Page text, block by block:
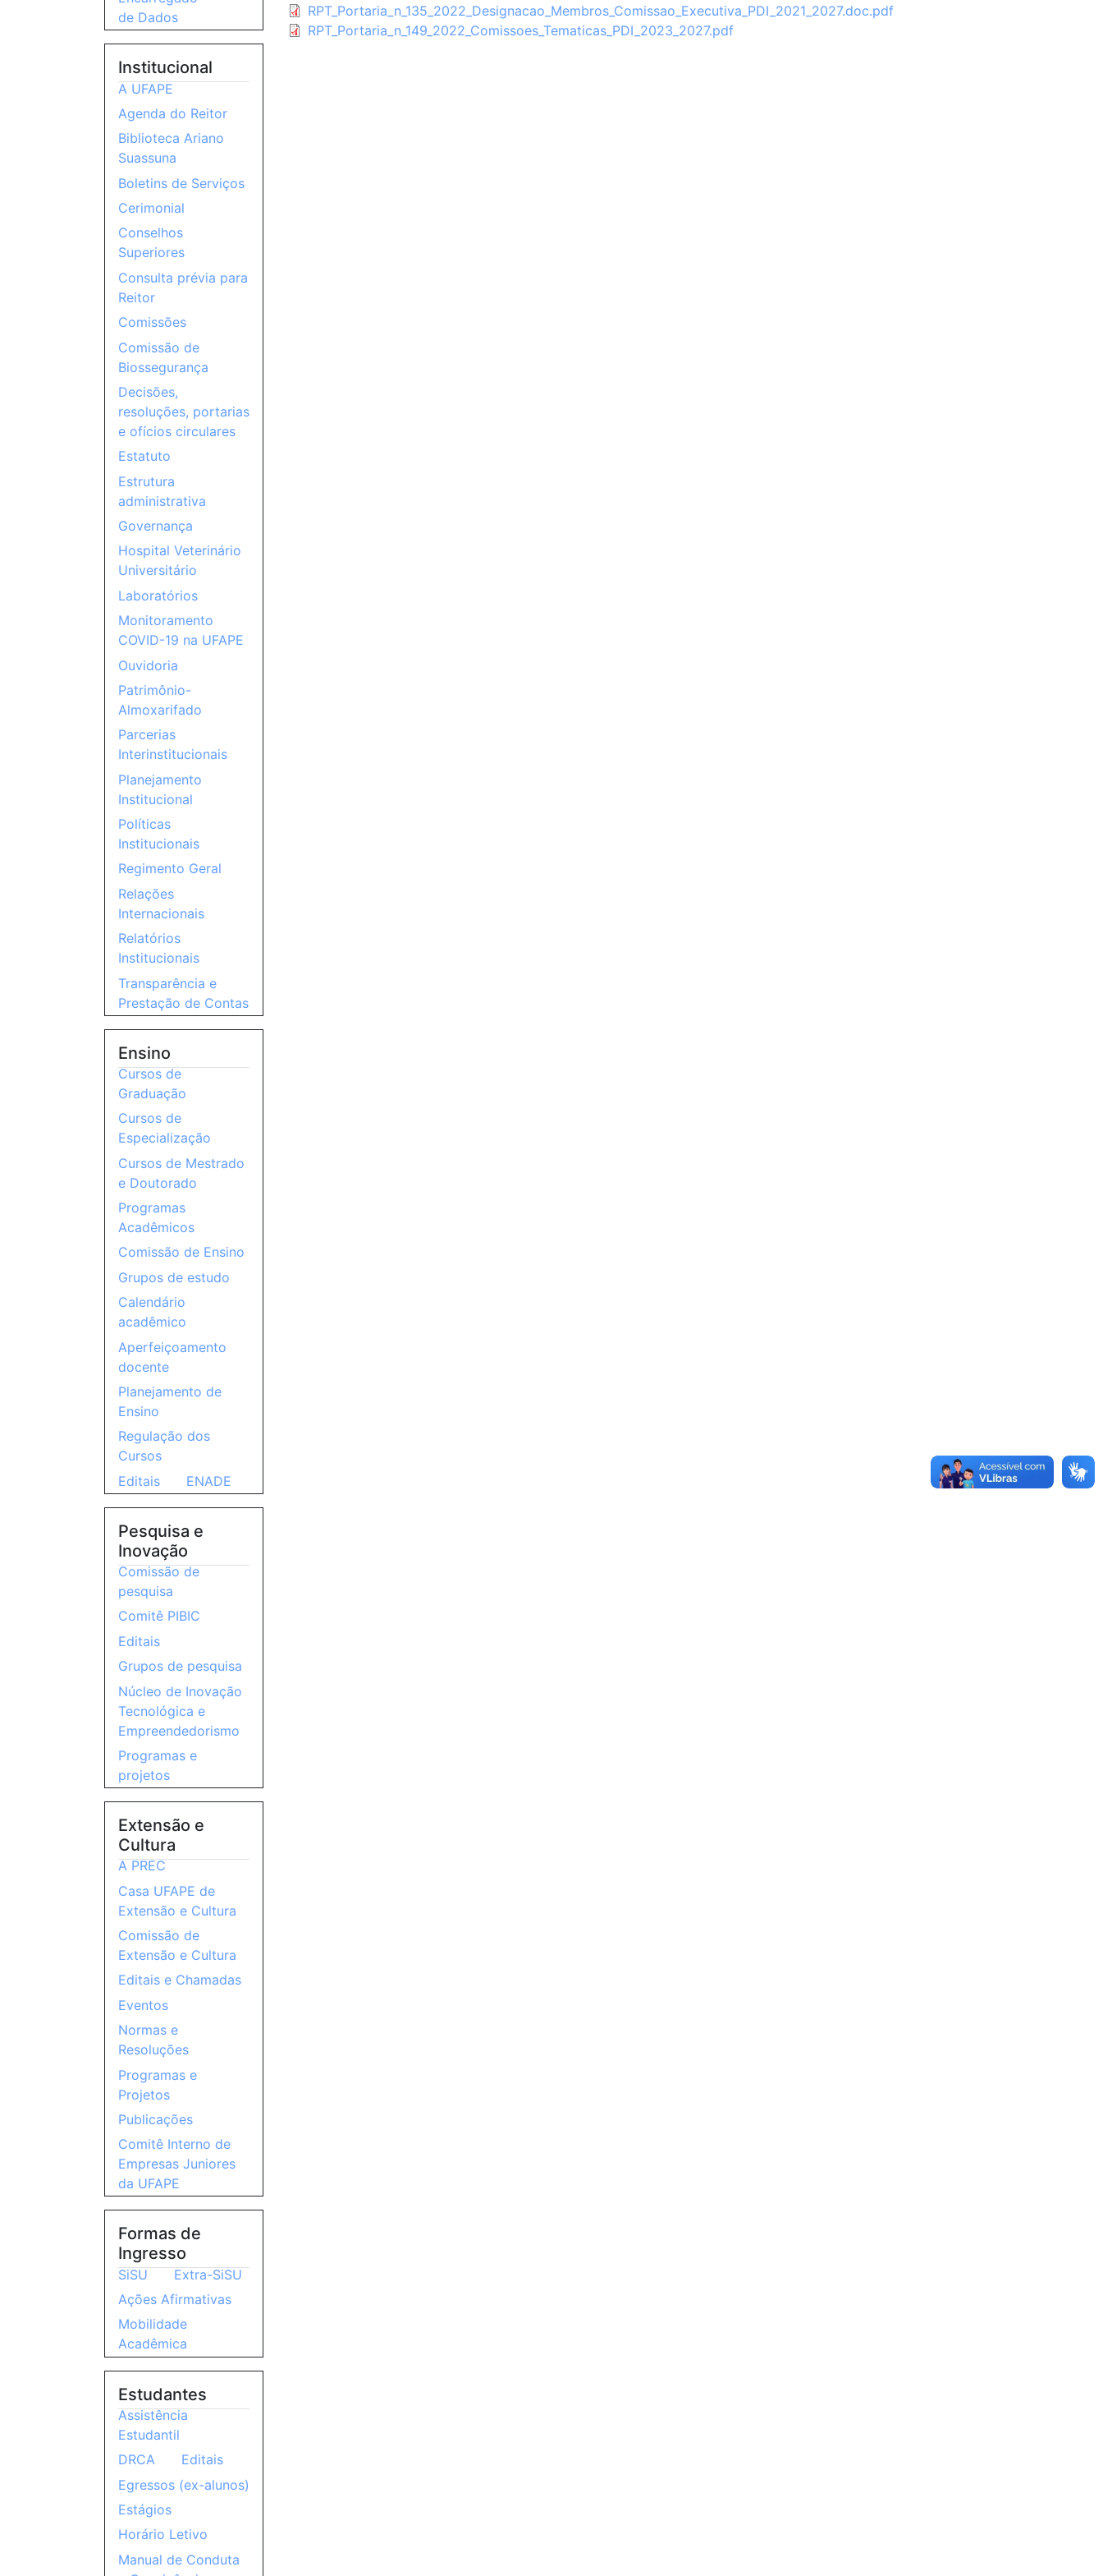
RPT_Portaria_n_135_2022_Designacao_Membros_Comissao_Executiva_PDI_2021_2027.doc.pdf
RPT_Portaria_n_149_2022_Comissoes_Tematicas_PDI_2023_2027.pdf
de Dados
Institucional
A UFAPE
Agenda do Reitor
Biblioteca Ariano
Suassuna
Boletins de Serviços
Cerimonial
Conselhos
Superiores
Consulta prévia para
Reitor
Comissões
Comissão de
Biossegurança
Decisões,
resoluções, portarias
e ofícios circulares
Estatuto
Estrutura
administrativa
Governança
Hospital Veterinário
Universitário
Laboratórios
Monitoramento
COVID-19 na UFAPE
Ouvidoria
Patrimônio-
Almoxarifado
Parcerias
Interinstitucionais
Planejamento
Institucional
Políticas
Institucionais
Regimento Geral
Relações
Internacionais
Relatórios
Institucionais
Transparência e
Prestação de Contas
Ensino
Cursos de
Graduação
Cursos de
Especialização
Cursos de Mestrado
e Doutorado
Programas
Acadêmicos
Comissão de Ensino
Grupos de estudo
Calendário
acadêmico
Aperfeiçoamento
docente
Planejamento de
Ensino
Regulação dos
Cursos
Editais
ENADE
Pesquisa e
Inovação
Comissão de
pesquisa
Comitê PIBIC
Editais
Grupos de pesquisa
Núcleo de Inovação
Tecnológica e
Empreendedorismo
Programas e
projetos
Extensão e
Cultura
A PREC
Casa UFAPE de
Extensão e Cultura
Comissão de
Extensão e Cultura
Editais e Chamadas
Eventos
Normas e
Resoluções
Programas e
Projetos
Publicações
Comitê Interno de
Empresas Juniores
da UFAPE
Formas de
Ingresso
SiSU
Extra-SiSU
Ações Afirmativas
Mobilidade
Acadêmica
Estudantes
Assistência
Estudantil
DRCA
Editais
Egressos (ex-alunos)
Estágios
Horário Letivo
Manual de Conduta